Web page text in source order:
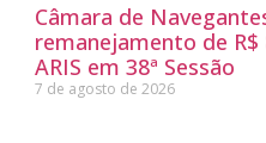
Câmara de
remanejamento de
ARIS em 38ª Sessão
7 de agosto de 2026